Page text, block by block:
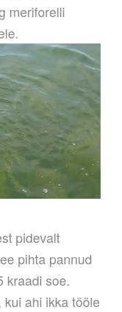
meriforelli
pidevalt
pihta pannud
kraadi soe.
ahi ikka tööle